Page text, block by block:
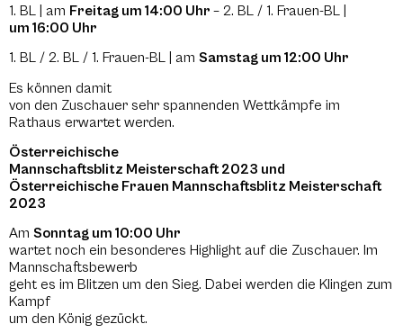
1. BL | am Freitag um 14:00 Uhr – 2. BL / 1. Frauen-BL |
um 16:00 Uhr
1. BL / 2. BL / 1. Frauen-BL | am Samstag um 12:00 Uhr
Es können damit
von den Zuschauer sehr spannenden Wettkämpfe im
Rathaus erwartet werden.
Österreichische
Mannschaftsblitz Meisterschaft 2023 und
Österreichische Frauen Mannschaftsblitz Meisterschaft
2023
Am Sonntag um 10:00 Uhr
wartet noch ein besonderes Highlight auf die Zuschauer. Im
Mannschaftsbewerb
geht es im Blitzen um den Sieg. Dabei werden die Klingen zum
Kampf
um den König gezückt.